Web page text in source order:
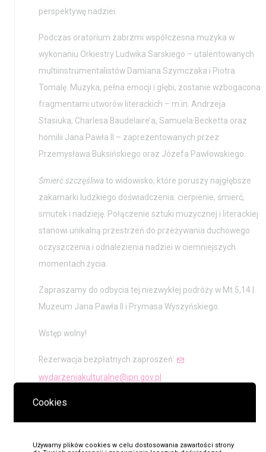
perspektywę nadziei.
Podczas oratorium zabrzmi współczesna muzyka w
wykonaniu Orkiestry Ludwika Sarskiego – utalentowanych
multiinstrumentalistów Damiana Szymczaka i Piotra
Tomalę. Muzyka, pełna emocji i głębi, zostanie wzbogacona
fragmentami utworów literackich – m.in. Andrzeja
Stasiuka, Charlesa Baudelaire’a, Samuela Becketta oraz
homilii Jana Pawła II – zaprezentowanych przez
Przemysława Buksińskiego oraz Józefa Pawłowskiego.
Śmierć szczęśliwato widowisko, które poruszy najgłębsze
zakamarki ludzkiego doświadczenia: cierpienie, śmierć,
smutek i nadzieję. Połączenie sztuki muzycznej i literackiej
stanowi unikalną przestrzeń do przeżywania duchowego
oczyszczenia i odnalezienia nadziei w ciemniejszych
momentach życia.
Zapraszamy do odbycia tej niezwykłej podróży w Mt 5,14 |
Muzeum Jana Pawła II i Prymasa Wyszyńskiego.
Wstęp wolny!
Rezerwacja bezpłatnych zaproszeń:
wydarzeniakulturalne@ipn.gov.pl
Cookies
Używamy plików cookies w celu dostosowania zawartości strony